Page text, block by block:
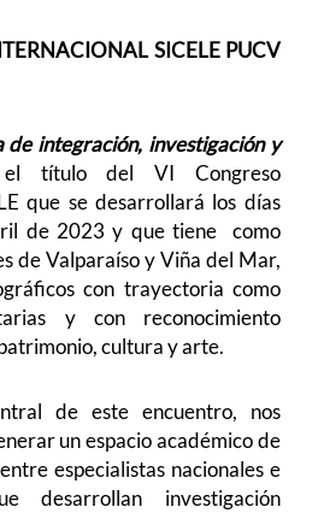
SICELE PUCV
de integración, investigación y
título del VI Congreso
que se desarrollará los días
de 2023 y que tiene como
de Valparaíso y Viña del Mar,
con trayectoria como
y con reconocimiento
cultura y arte.
de este encuentro, nos
un espacio académico de
especialistas nacionales e
desarrollan investigación